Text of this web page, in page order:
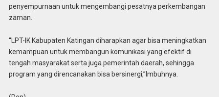
penyempurnaan untuk mengembangi pesatnya perkembangan
zaman.
“LPT-IK Kabupaten Katingan diharapkan agar bisa meningkatkan
kemampuan untuk membangun komunikasi yang efektif di
tengah masyarakat serta juga pemerintah daerah, sehingga
program yang direncanakan bisa bersinergi,”Imbuhnya.